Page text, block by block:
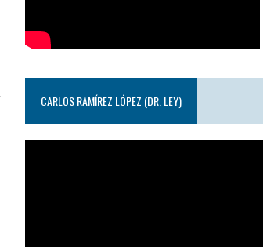
CARLOS RAMÍREZ LÓPEZ (DR. LEY)